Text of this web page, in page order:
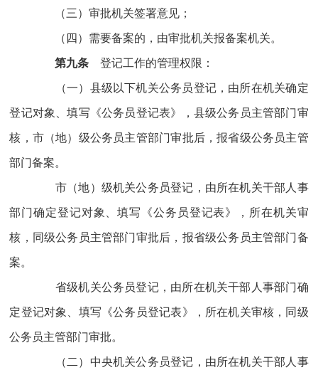
（三）审批机关签署意见；
（四）需要备案的，由审批机关报备案机关。
第九条 登记工作的管理权限：
（一）县级以下机关公务员登记，由所在机关确定
登记对象、填写《公务员登记表》，县级公务员主管部门审
核，市（地）级公务员主管部门审批后，报省级公务员主管
部门备案。
市（地）级机关公务员登记，由所在机关干部人事
部门确定登记对象、填写《公务员登记表》，所在机关审
核，同级公务员主管部门审批后，报省级公务员主管部门备
案。
省级机关公务员登记，由所在机关干部人事部门确
定登记对象、填写《公务员登记表》，所在机关审核，同级
公务员主管部门审批。
（二）中央机关公务员登记，由所在机关干部人事